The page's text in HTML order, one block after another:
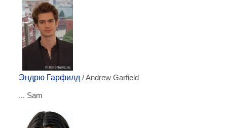
Эндрю Гарфилд / Andrew Garfield
... Sam